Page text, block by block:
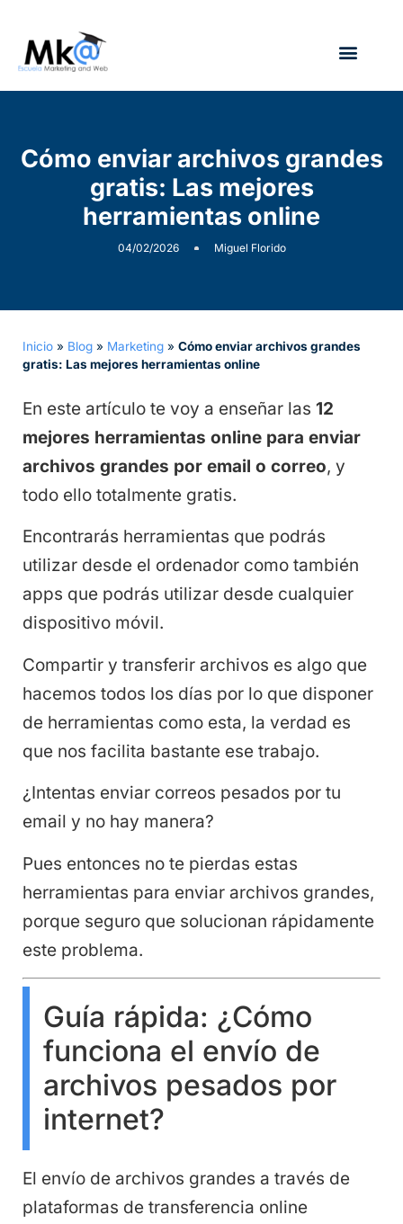
Cómo enviar archivos grandes
gratis: Las mejores
herramientas online
04/02/2026 Miguel Florido
Inicio » Blog » Marketing » Cómo enviar archivos grandes
gratis: Las mejores herramientas online
En este artículo te voy a enseñar las 12
mejores herramientas online para enviar
archivos grandes por email o correo, y
todo ello totalmente gratis.
Encontrarás herramientas que podrás
utilizar desde el ordenador como también
apps que podrás utilizar desde cualquier
dispositivo móvil.
Compartir y transferir archivos es algo que
hacemos todos los días por lo que disponer
de herramientas como esta, la verdad es
que nos facilita bastante ese trabajo.
¿Intentas enviar correos pesados por tu
email y no hay manera?
Pues entonces no te pierdas estas
herramientas para enviar archivos grandes,
porque seguro que solucionan rápidamente
este problema.
Guía rápida: ¿Cómo
funciona el envío de
archivos pesados por
internet?
El envío de archivos grandes a través de
plataformas de transferencia online